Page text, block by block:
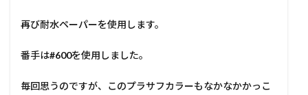
再び耐水ペーパーを使用します。
番手は#600を使用しました。
毎回思うのですが、このプラサフカラーもなかなかかっこ